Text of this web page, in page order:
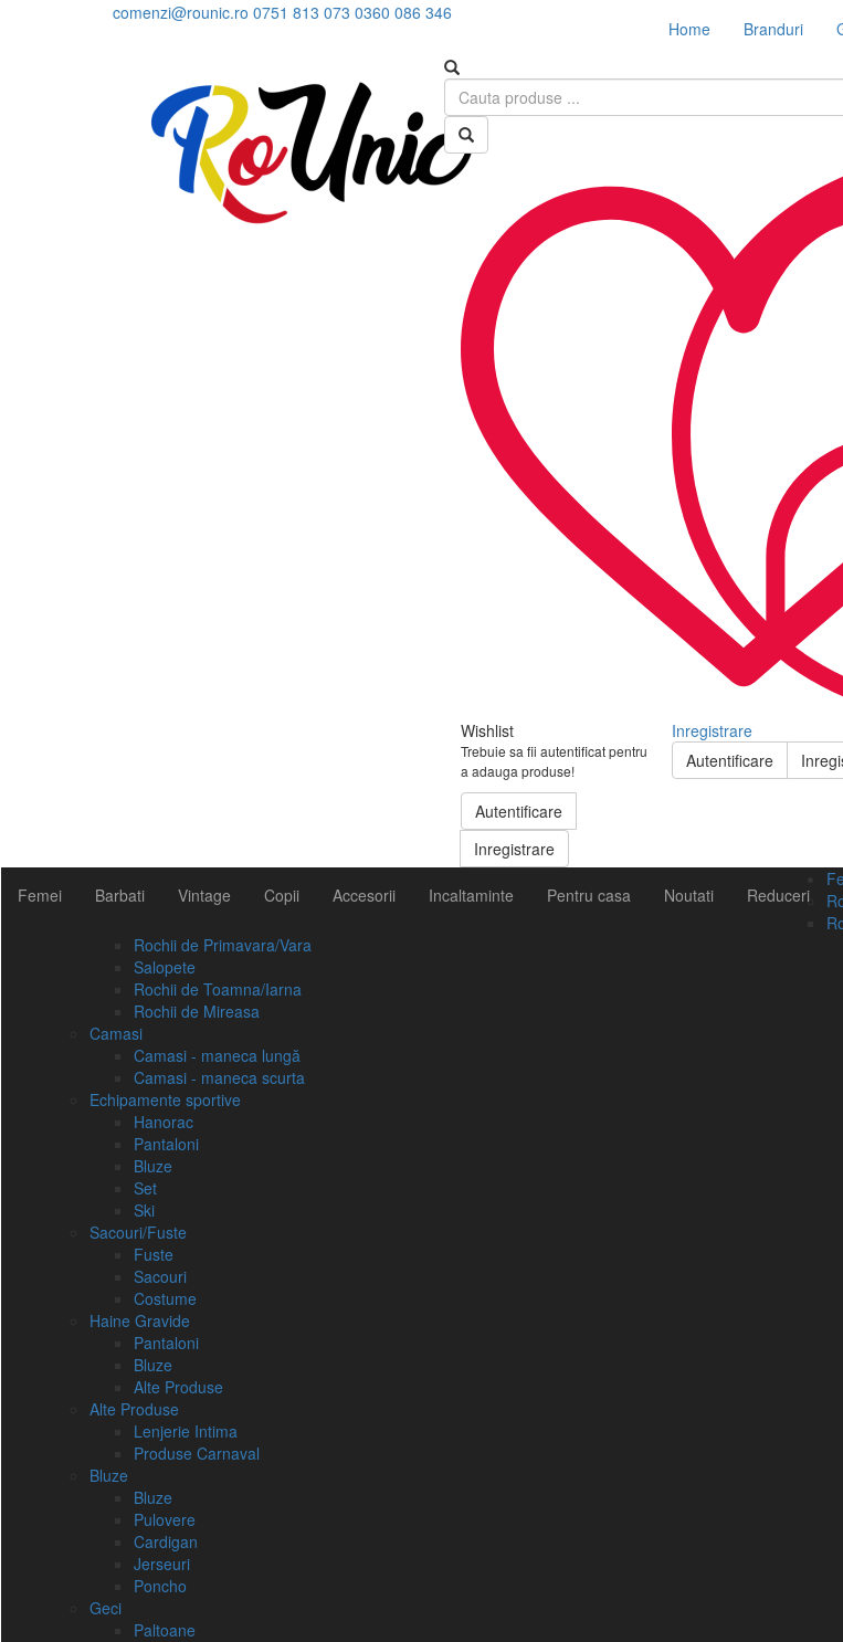
comenzi@rounic.ro 0751 813 073 0360 086 346
Home Branduri
Wishlist
Trebuie sa fii autentificat pentru
a adauga produse!
Autentificare
Inregistrare
Inregistrare
Autentificare
Femei Barbati Vintage Copii Accesorii Incaltaminte Pentru casa Noutati Reduceri
Rochii de Primavara/Vara
Salopete
Rochii de Toamna/Iarna
Rochii de Mireasa
Camasi
Camasi - maneca lungă
Camasi - maneca scurta
Echipamente sportive
Hanorac
Pantaloni
Bluze
Set
Ski
Sacouri/Fuste
Fuste
Sacouri
Costume
Haine Gravide
Pantaloni
Bluze
Alte Produse
Alte Produse
Lenjerie Intima
Produse Carnaval
Bluze
Bluze
Pulovere
Cardigan
Jerseuri
Poncho
Geci
Paltoane